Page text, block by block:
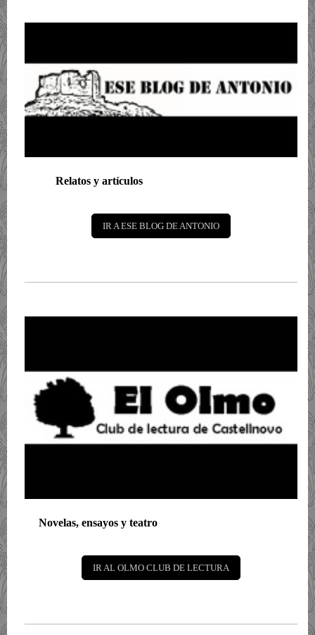
Relatos y artículos
IR A ESE BLOG DE ANTONIO
Novelas, ensayos y teatro
IR AL OLMO CLUB DE LECTURA